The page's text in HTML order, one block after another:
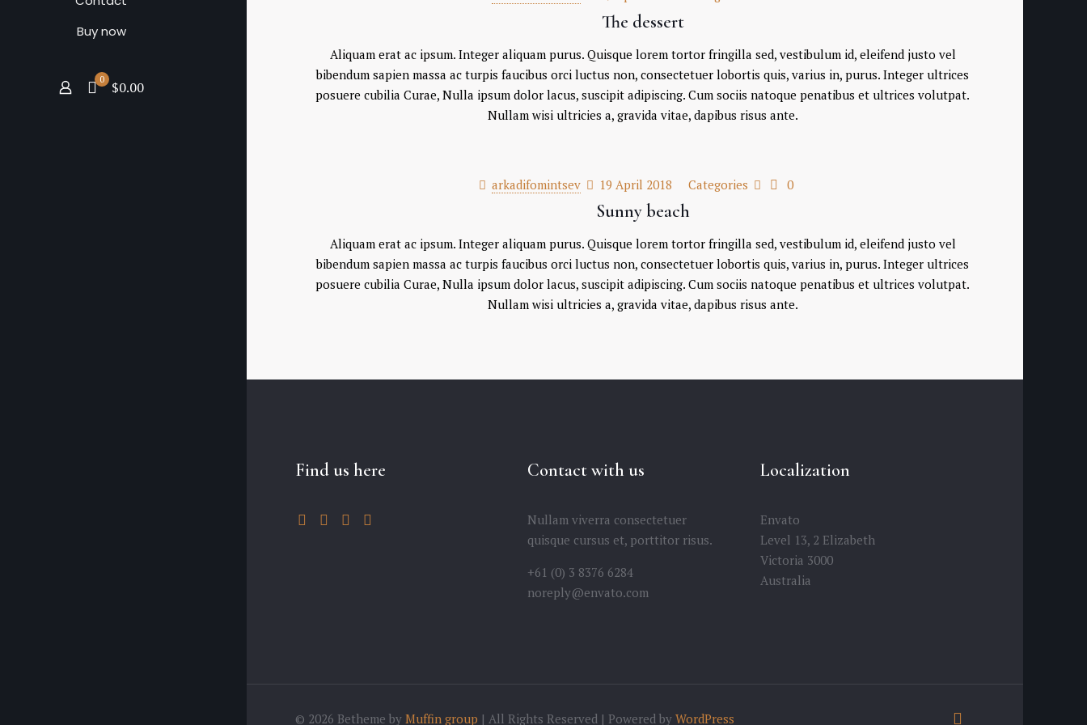
Buy now
0 $0.00
The dessert
Aliquam erat ac ipsum. Integer aliquam purus. Quisque lorem tortor fringilla sed, vestibulum id, eleifend justo vel
bibendum sapien massa ac turpis faucibus orci luctus non, consectetuer lobortis quis, varius in, purus. Integer ultrices
posuere cubilia Curae, Nulla ipsum dolor lacus, suscipit adipiscing. Cum sociis natoque penatibus et ultrices volutpat.
Nullam wisi ultricies a, gravida vitae, dapibus risus ante.
arkadifomintsev 19 April 2018 Categories 0
Sunny beach
Aliquam erat ac ipsum. Integer aliquam purus. Quisque lorem tortor fringilla sed, vestibulum id, eleifend justo vel
bibendum sapien massa ac turpis faucibus orci luctus non, consectetuer lobortis quis, varius in, purus. Integer ultrices
posuere cubilia Curae, Nulla ipsum dolor lacus, suscipit adipiscing. Cum sociis natoque penatibus et ultrices volutpat.
Nullam wisi ultricies a, gravida vitae, dapibus risus ante.
Find us here Contact with us
Nullam viverra consectetuer
quisque cursus et, porttitor risus.
+61 (0) 3 8376 6284
noreply@envato.com
Localization
Envato
Level 13, 2 Elizabeth
Victoria 3000
Australia
© 2026 Betheme by Muffin group | All Rights Reserved | Powered by WordPress